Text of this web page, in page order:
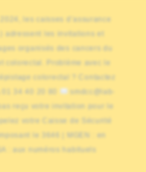
les caisses d’assurance
adressent les invitations et
organisés des cancers du
colorectal. Problème avec le
colorectal ? Contactez
smdcc@lab-
reçu votre invitation pour le
votre Caisse de Sécurité
le 3646 | MGEN : en
: aux numéros habituels